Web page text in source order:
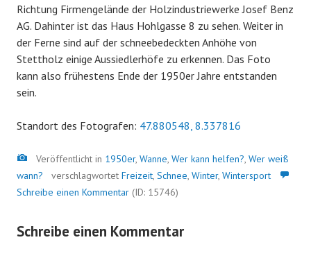
Richtung Firmengelände der Holzindustriewerke Josef Benz
AG. Dahinter ist das Haus Hohlgasse 8 zu sehen. Weiter in
der Ferne sind auf der schneebedeckten Anhöhe von
Stettholz einige Aussiedlerhöfe zu erkennen. Das Foto
kann also frühestens Ende der 1950er Jahre entstanden
sein.
Standort des Fotografen: 47.880548, 8.337816
Bild
Veröffentlicht in 1950er, Wanne, Wer kann helfen?, Wer weiß
wann?
verschlagwortet Freizeit, Schnee, Winter, Wintersport
Schreibe einen Kommentar (ID: 15746)
Schreibe einen Kommentar